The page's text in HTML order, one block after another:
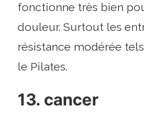
fonctionne très bien
douleur. Surtout les
résistance modérée
le Pilates.
13. cancer